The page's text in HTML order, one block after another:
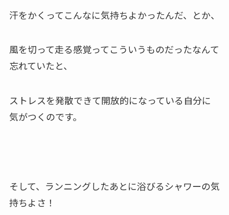
汗をかくってこんなに気持ちよかったんだ、とか、
風を切って走る感覚ってこういうものだったなんて
忘れていたと、
ストレスを発散できて開放的になっている自分に
気がつくのです。
そして、ランニングしたあとに浴びるシャワーの気
持ちよさ！